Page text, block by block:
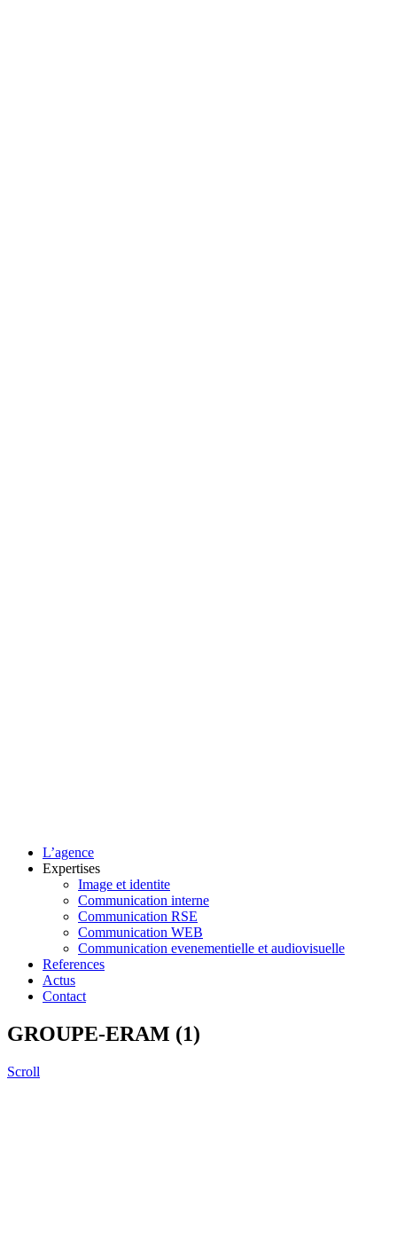
L’agence
Expertises
Image et identite
Communication interne
Communication RSE
Communication WEB
Communication evenementielle et audiovisuelle
References
Actus
Contact
GROUPE-ERAM (1)
Scroll